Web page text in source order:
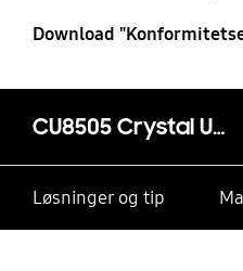
Download
CU8505 Crystal UHD 4K Smart TV (2023)
Løsninger og tip